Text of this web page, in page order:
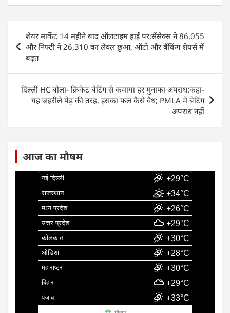
c
e
b
o
o
k
at
s
A
p
k
e
dI
ai
l
ar
e
Post
navigation
शेयर मार्केट 14 महीने बाद ऑलटाइम हाई पर:सेंसेक्स ने 86,055
और निफ्टी ने 26,310 का लेवल छुआ, ऑटो और बैंकिंग शेयर्स में
बढ़त
दिल्ली HC बोला- क्रिकेट बेटिंग से कमाया हर मुनाफा अपराध:कहा-
यह जहरीले पेड़ की तरह, इसका फल कैसे वैध; PMLA में बेटिंग
अपराध नहीं
आज का मौषम
नई दिल्ली +29°C
राजस्थान +34°C
मध्य प्रदेश +26°C
उत्तर प्रदेश +29°C
कोलकाता +30°C
ओडिशा +28°C
महाराष्ट्र +30°C
बिहार +29°C
पंजाब +33°C